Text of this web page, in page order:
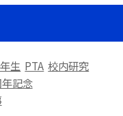
生 PTA 校内研究
年記念